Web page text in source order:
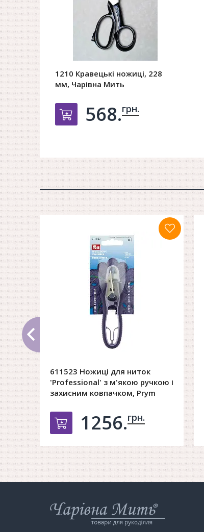
1210 Кравецькі ножиці, 228
мм, Чарівна Мить
Добавить в корзину
568.грн.
611523 Ножиці для ниток
'Professional' з м'якою ручкою і
захисним ковпачком, Prym
Добавить в корзину
1256.грн.
Інтернет-
магазин